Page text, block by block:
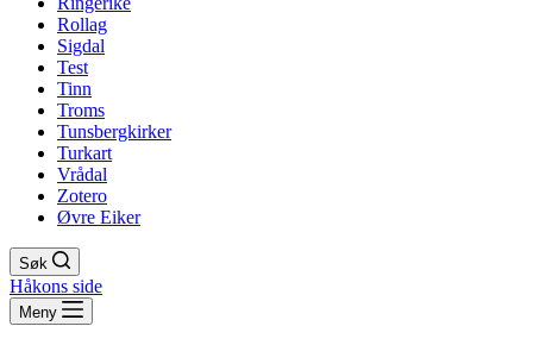
Rollag
Sigdal
Test
Tinn
Troms
Tunsbergkirker
Turkart
Vrådal
Zotero
Øvre Eiker
Søk
Håkons side
Meny